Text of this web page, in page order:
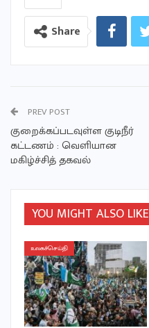
Share
PREV POST
குறைக்கப்படவுள்ள குடிநீர்
கட்டணம் : வெளியான
மகிழ்ச்சித் தகவல்
YOU MIGHT ALSO LIKE
உலகச்செய்தி